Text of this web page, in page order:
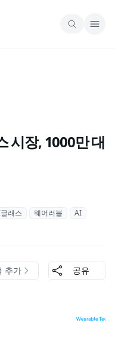
시장, 1000만 대
래스 웨어러블 AI
추가 공유